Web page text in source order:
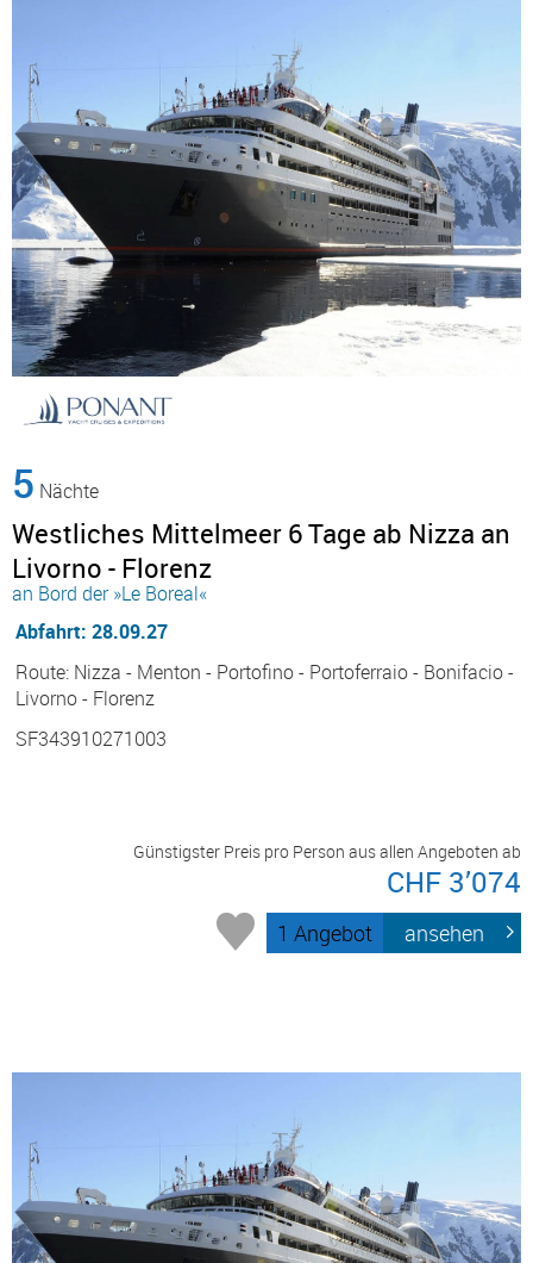
5 Nächte
Westliches Mittelmeer 6 Tage ab Nizza an
Livorno - Florenz
an Bord der »Le Boreal«
Abfahrt: 28.09.27
Route: Nizza - Menton - Portofino - Portoferraio - Bonifacio -
Livorno - Florenz
SF343910271003
Günstigster Preis pro Person aus allen Angeboten ab
CHF 3’074
1 Angebot ansehen